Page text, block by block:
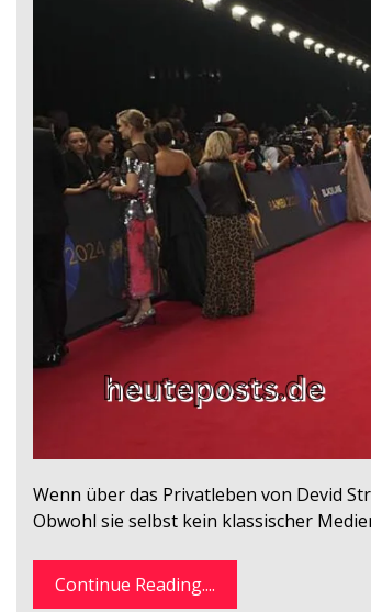
Wenn über das Privatleben von Devid
Obwohl sie selbst kein klassischer
Continue Reading....